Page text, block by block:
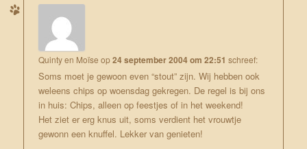
Quinty en Moïse op24 september 2004 om 22:51 schreef:
Soms moet je gewoon even “stout” zijn. Wij hebben ook
weleens chips op woensdag gekregen. De regel is bij ons
in huis: Chips, alleen op feestjes of in het weekend!
Het ziet er erg knus uit, soms verdient het vrouwtje
gewonn een knuffel. Lekker van genieten!